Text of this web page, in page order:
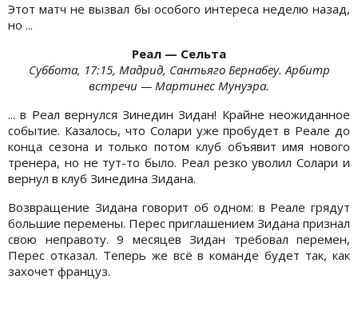
Этот матч не вызвал бы особого интереса неделю назад,
но ...
Реал — Сельта
Суббота, 17:15, Мадрид, Сантьяго Бернабеу. Арбитр
встречи — Мартинес Мунуэра.
... в Реал вернулся Зинедин Зидан! Крайне неожиданное
событие. Казалось, что Солари уже пробудет в Реале до
конца сезона и только потом клуб объявит имя нового
тренера, но не тут-то было. Реал резко уволил Солари и
вернул в клуб Зинедина Зидана.
Возвращение Зидана говорит об одном: в Реале грядут
большие перемены. Перес приглашением Зидана признал
свою неправоту. 9 месяцев Зидан требовал перемен,
Перес отказал. Теперь же всё в команде будет так, как
захочет француз.